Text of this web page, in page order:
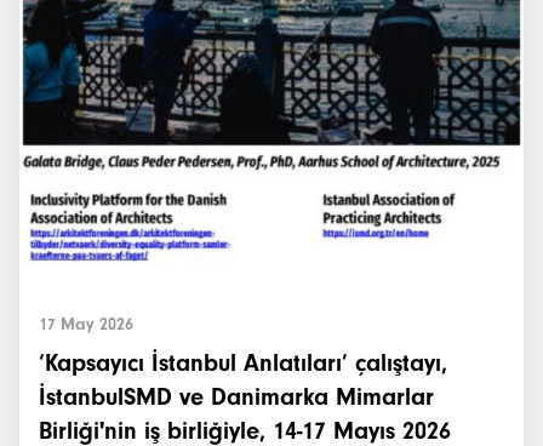
17 May 2026
‘Kapsayıcı İstanbul Anlatıları’ çalıştayı,
İstanbulSMD ve Danimarka Mimarlar
Birliği'nin iş birliğiyle, 14-17 Mayıs 2026